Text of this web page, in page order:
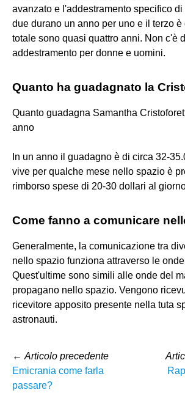
avanzato e l'addestramento specifico
due durano un anno per uno e il terzo è
totale sono quasi quattro anni. Non c'è
addestramento per donne e uomini.
Quanto ha guadagnato la
Quanto guadagna Samantha
anno
In un anno il guadagno è di circa 32-
vive per qualche mese nello spazio è
rimborso spese di 20-30 dollari al
Come fanno a comunicare
Generalmente, la comunicazione tra
nello spazio funziona attraverso le
Quest'ultime sono simili alle onde del
propagano nello spazio. Vengono
ricevitore apposito presente nella tuta
astronauti.
← Articolo precedente
Emicrania come farla
passare?